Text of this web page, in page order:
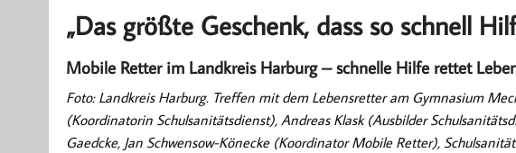
„Das größte Geschenk, dass so schnell
Mobile Retter im Landkreis Harburg – schnelle Hilfe rettet
Foto: Landkreis Harburg. Treffen mit dem Lebensretter am Gymnasium
(Koordinatorin Schulsanitätsdienst), Andreas Klask (Ausbilder
Gaedcke, Jan Schwensow-Könecke (Koordinator Mobile Retter),